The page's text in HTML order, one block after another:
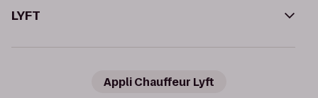
LYFT
Appli Chauffeur Lyft